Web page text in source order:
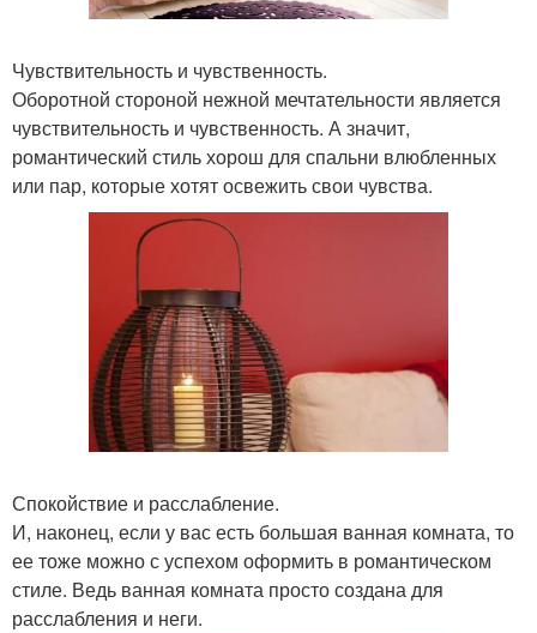
Чувствительность и чувственность.
Оборотной стороной нежной мечтательности является
чувствительность и чувственность. А значит,
романтический стиль хорош для спальни влюбленных
или пар, которые хотят освежить свои чувства.
Спокойствие и расслабление.
И, наконец, если у вас есть большая ванная комната, то
ее тоже можно с успехом оформить в романтическом
стиле. Ведь ванная комната просто создана для
расслабления и неги.